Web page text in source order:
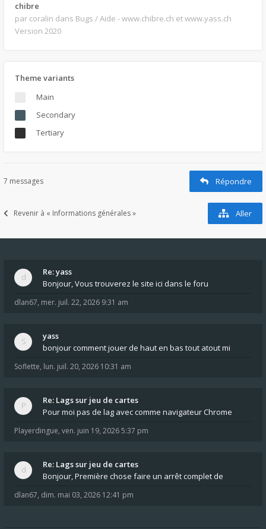
chibre
par coralin dans Bugs / Aide - www.chibre.ch et www.yass.ch
Version 2020
Theme variants
Main
Secondary
Tertiary
7 messages Répondre
Revenir à « Informations générales » Aller
Re: yass
Bonjour, Vous trouverez le site ici dans le foru
dlan67, mer. juil. 22, 2026 9:31 am
yass
bonjour comment jouer de haut en bas tout atout mi
Soflette, lun. juil. 20, 2026 10:31 am
Re: Lags sur jeu de cartes
Pour moi pas de lag avec comme navigateur Chrome
Playerdingue, ven. juin 19, 2026 5:37 pm
Re: Lags sur jeu de cartes
Bonjour, Première chose faire un arrêt complet de
dlan67, dim. mai 03, 2026 12:41 pm